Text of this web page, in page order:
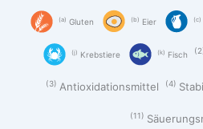
a Gluten b Eier c
j Krebstiere k Fisch 2
3 Antioxidationsmittel 4
11